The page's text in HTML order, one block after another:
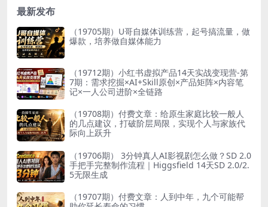
最新发布
（19705期）U哥自媒体训练营，起号搞流量，做
爆款，培养做自媒体能力
（19712期）小红书虚拟产品14天实战变现营-第
7期：需求挖掘×AI+Skill原创×产品矩阵×内容笔
记×一人公司进阶×全链路
（19708期）付费文章：给原生家庭比较一般人
的几点建议，打破阶层局限，实现个人与家族代
际向上跃升
（19706期） 3分钟真人AI影视剧怎么做？SD 2.0
手把手完整制作流程｜Higgsfield 14天SD 2.0/2.
5无限生成
（19707期）付费文章：人到中年，九个可能帮